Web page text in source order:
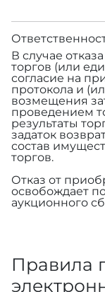
В случае
торгов (или
согласие на
протокола и
возмещения
проведением
результаты
задаток
состав
торгов.
Отказ от
освобождает
аукционного
Правила